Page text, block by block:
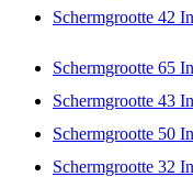
Schermgrootte 42
Schermgrootte 65
Schermgrootte 43
Schermgrootte 50
Schermgrootte 32